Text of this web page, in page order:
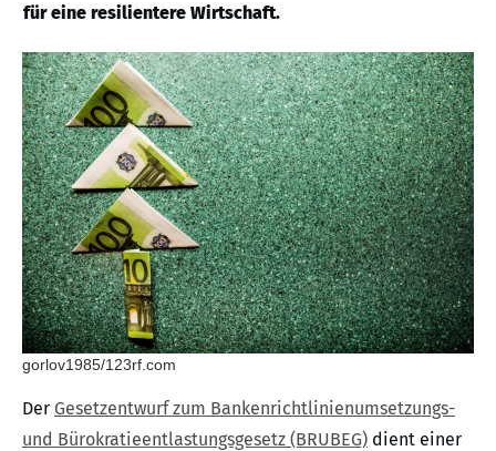
für eine resilientere Wirtschaft.
gorlov1985/123rf.com
Der Gesetzentwurf zum Bankenrichtlinienumsetzungs-
und Bürokratieentlastungsgesetz (BRUBEG) dient einer